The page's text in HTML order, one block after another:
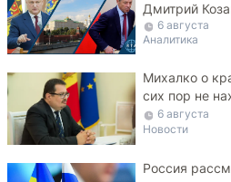
Дмитрий
6 августа
Аналитика
Михалко о
сих пор не
6 августа
Новости
Россия